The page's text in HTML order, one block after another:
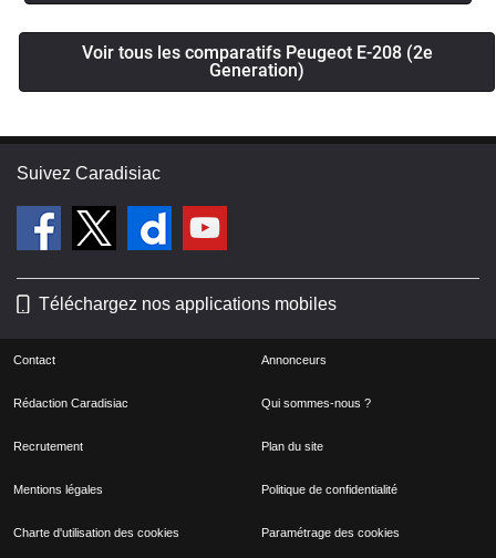
Voir tous les comparatifs Peugeot E-208 (2e
Generation)
Suivez Caradisiac
Téléchargez nos applications mobiles
Contact Annonceurs
Rédaction Caradisiac Qui sommes-nous ?
Recrutement Plan du site
Mentions légales Politique de confidentialité
Charte d'utilisation des cookies Paramétrage des cookies